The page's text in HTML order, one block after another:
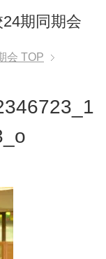
期同期会
会 TOP